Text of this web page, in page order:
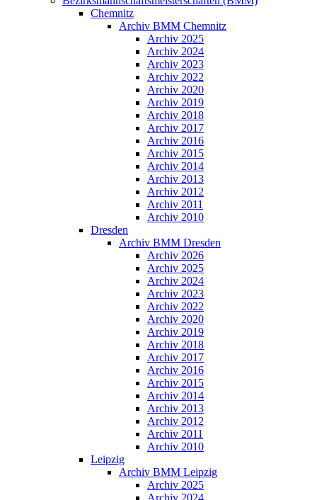
Chemnitz
Archiv BMM Chemnitz
Archiv 2025
Archiv 2024
Archiv 2023
Archiv 2022
Archiv 2020
Archiv 2019
Archiv 2018
Archiv 2017
Archiv 2016
Archiv 2015
Archiv 2014
Archiv 2013
Archiv 2012
Archiv 2011
Archiv 2010
Dresden
Archiv BMM Dresden
Archiv 2026
Archiv 2025
Archiv 2024
Archiv 2023
Archiv 2022
Archiv 2020
Archiv 2019
Archiv 2018
Archiv 2017
Archiv 2016
Archiv 2015
Archiv 2014
Archiv 2013
Archiv 2012
Archiv 2011
Archiv 2010
Leipzig
Archiv BMM Leipzig
Archiv 2025
Archiv 2024